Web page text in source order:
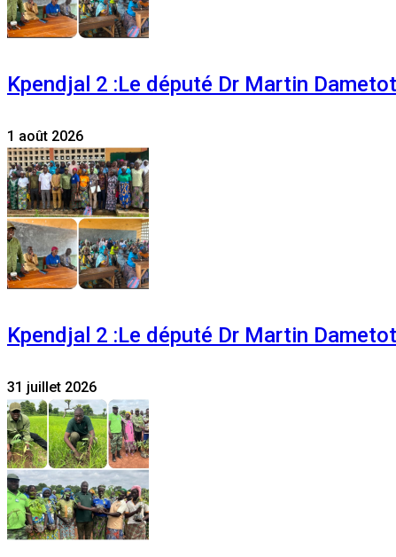
Kpendjal 2 :Le député Dr Martin
1 août 2026
Kpendjal 2 :Le député Dr Martin
31 juillet 2026